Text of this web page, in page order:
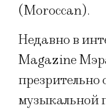
(Moroccan).
Недавно в
Magazine
презрительно
музыкальной